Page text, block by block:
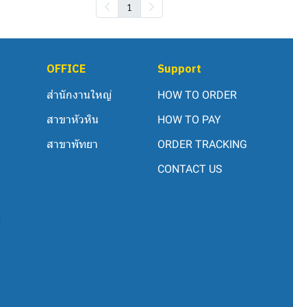
1
OFFICE
สำนักงานใหญ่
สาขาหัวหิน
สาขาพัทยา
Support
HOW TO ORDER
HOW TO PAY
ORDER TRACKING
CONTACT US